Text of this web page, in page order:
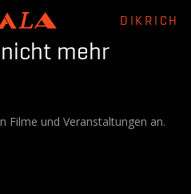
DIKRICH
mehr
Filme und Veranstaltungen an.